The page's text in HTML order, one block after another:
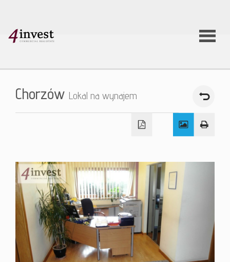
O firmie
Kontakt
Chorzów Lokal na wynajem